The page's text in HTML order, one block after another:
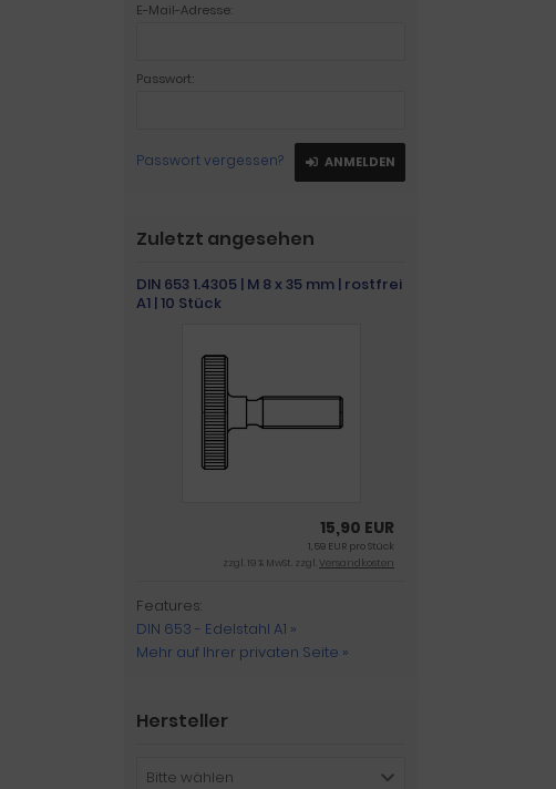
E-Mail-Adresse:
Passwort:
Passwort vergessen? ANMELDEN
Zuletzt angesehen
DIN 653 1.4305 | M 8 x 35 mm | rostfrei
A1 | 10 Stück
15,90 EUR
1,59 EUR pro Stück
zzgl. 19 % MwSt. zzgl.Versandkosten
Features:
DIN 653 - Edelstahl A1 »
Mehr auf Ihrer privaten Seite »
Hersteller
Bitte wählen